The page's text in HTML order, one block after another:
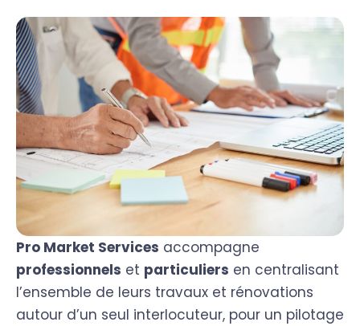
Pro Market Services accompagne
professionnels et particuliers en centralisant
l’ensemble de leurs travaux et rénovations
autour d’un seul interlocuteur, pour un pilotage